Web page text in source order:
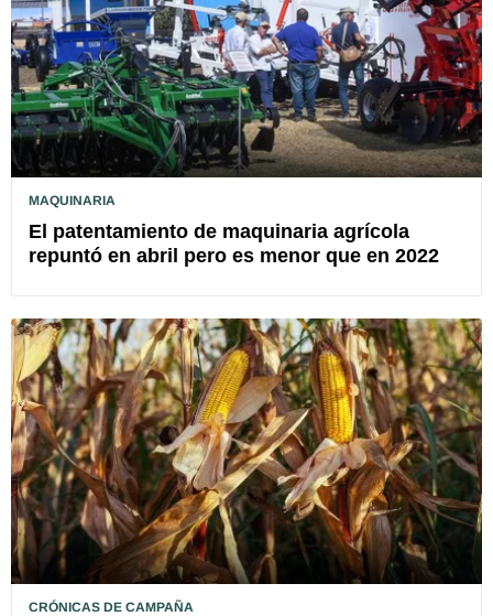
MAQUINARIA
El patentamiento de maquinaria agrícola
repuntó en abril pero es menor que en 2022
CRÓNICAS DE CAMPAÑA